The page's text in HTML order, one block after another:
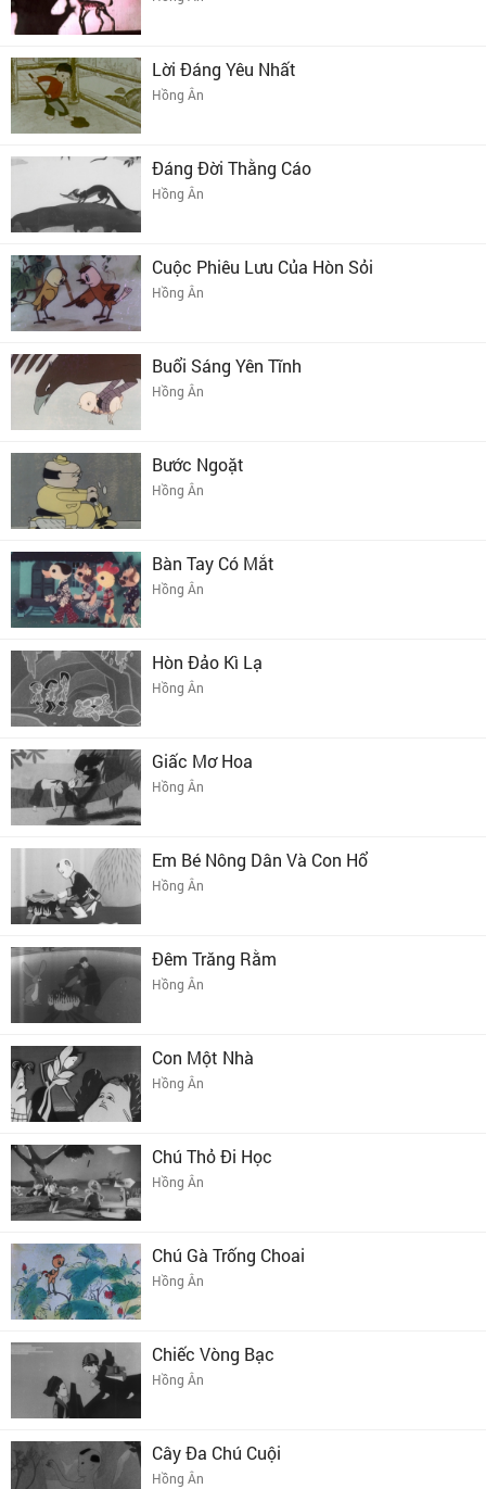
Lời Đáng Yêu Nhất
Hồng Ân
Đáng Đời Thằng Cáo
Hồng Ân
Cuộc Phiêu Lưu Của Hòn Sỏi
Hồng Ân
Buổi Sáng Yên Tĩnh
Hồng Ân
Bước Ngoặt
Hồng Ân
Bàn Tay Có Mắt
Hồng Ân
Hòn Đảo Kì Lạ
Hồng Ân
Giấc Mơ Hoa
Hồng Ân
Em Bé Nông Dân Và Con Hổ
Hồng Ân
Đêm Trăng Rằm
Hồng Ân
Con Một Nhà
Hồng Ân
Chú Thỏ Đi Học
Hồng Ân
Chú Gà Trống Choai
Hồng Ân
Chiếc Vòng Bạc
Hồng Ân
Cây Đa Chú Cuội
Hồng Ân